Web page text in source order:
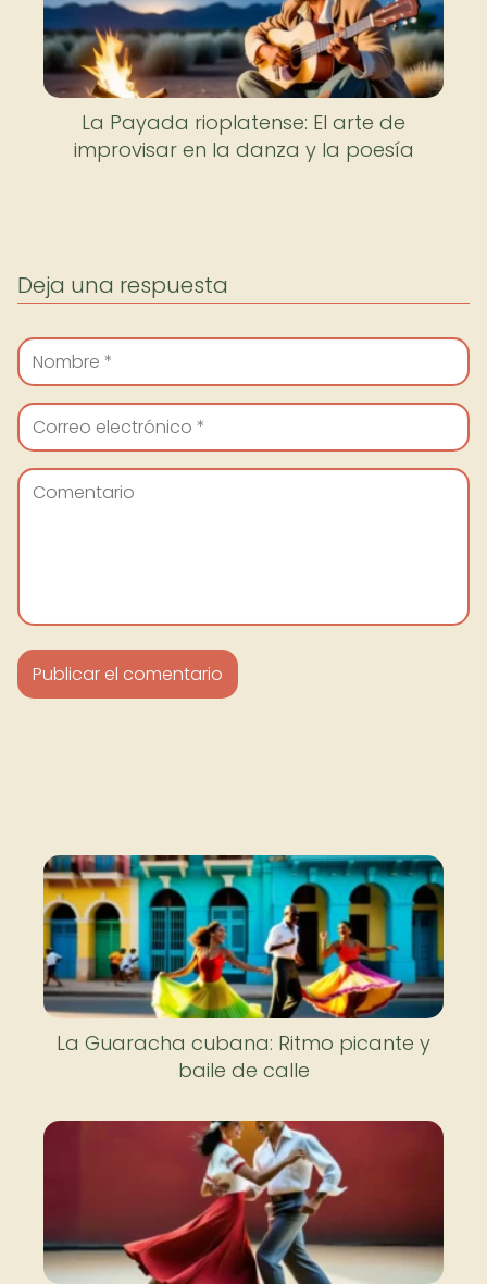
La Payada rioplatense: El arte de
improvisar en la danza y la poesía
Deja una respuesta
La Guaracha cubana: Ritmo picante y
baile de calle